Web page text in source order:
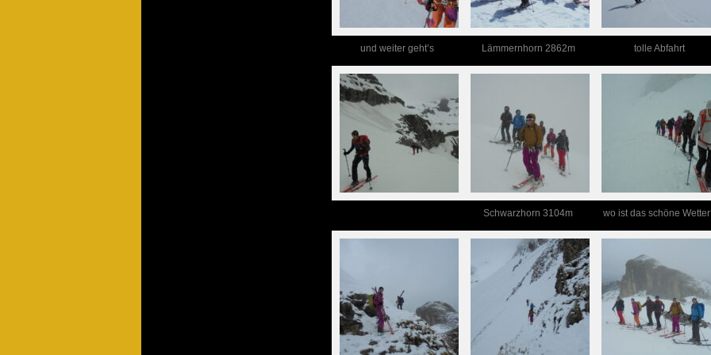
und weiter geht’s Lämmernhorn 2862m tolle Abfahrt
Schwarzhorn 3104m wo ist das schöne